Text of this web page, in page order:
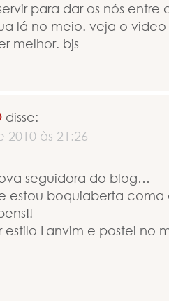
para dar os nós entre
lá no meio. veja o
melhor. bjs
disse:
2010 às 21:26
seguidora do blog…
estou boquiaberta
estilo Lanvim e postei no